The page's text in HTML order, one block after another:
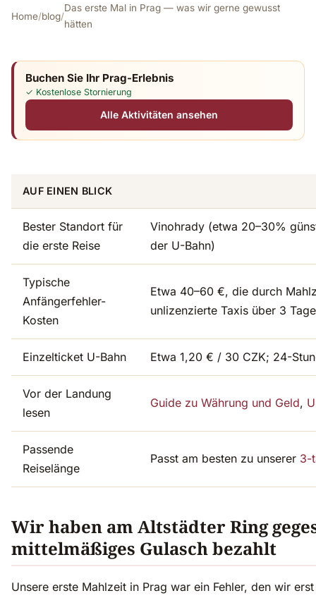
Home/blog/
Das erste Mal in Prag — was wir gerne gewusst
hätten
Buchen Sie Ihr Prag-Erlebnis
✓ Kostenlose Stornierung
Alle Aktivitäten ansehen
AUF EINEN BLICK
Bester Standort für
die erste Reise
Vinohrady (etwa 20–30%
der U-Bahn)
Typische
Anfängerfehler-
Kosten
Etwa 40–60 €, die durch
unlizenzierte Taxis über 3
Einzelticket U-Bahn Etwa 1,20 € / 30 CZK; 24-
Vor der Landung
lesen
Guide zu Währung und Geld,
Passende
Reiselänge
Passt am besten zu unserer 3-
Wir haben am Altstädter Ring
mittelmäßiges Gulasch bezahlt
Unsere erste Mahlzeit in Prag war ein Fehler, den wir